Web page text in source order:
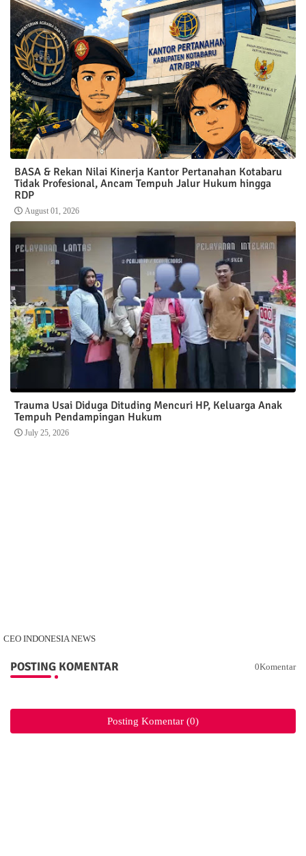
BASA & Rekan Nilai Kinerja Kantor Pertanahan Kotabaru
Tidak Profesional, Ancam Tempuh Jalur Hukum hingga
RDP
August 01, 2026
Trauma Usai Diduga Dituding Mencuri HP, Keluarga Anak
Tempuh Pendampingan Hukum
July 25, 2026
CEO INDONESIA NEWS
POSTING KOMENTAR 0Komentar
Posting Komentar (0)